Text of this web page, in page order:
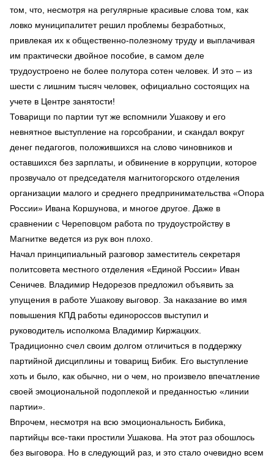
том, что, несмотря на регулярные красивые слова том, как
ловко муниципалитет решил проблемы безработных,
привлекая их к общественно-полезному труду и выплачивая
им практически двойное пособие, в самом деле
трудоустроено не более полутора сотен человек. И это – из
шести с лишним тысяч человек, официально состоящих на
учете в Центре занятости!
Товарищи по партии тут же вспомнили Ушакову и его
невнятное выступление на горсобрании, и скандал вокруг
денег педагогов, положившихся на слово чиновников и
оставшихся без зарплаты, и обвинение в коррупции, которое
прозвучало от председателя магнитогорского отделения
организации малого и среднего предпринимательства «Опора
России» Ивана Коршунова, и многое другое. Даже в
сравнении с Череповцом работа по трудоустройству в
Магнитке ведется из рук вон плохо.
Начал принципиальный разговор заместитель секретаря
политсовета местного отделения «Единой России» Иван
Сеничев. Владимир Недорезов предложил объявить за
упущения в работе Ушакову выговор. За наказание во имя
повышения КПД работы единороссов выступил и
руководитель исполкома Владимир Киржацких.
Традиционно счел своим долгом отличиться в поддержку
партийной дисциплины и товарищ Бибик. Его выступление
хоть и было, как обычно, ни о чем, но произвело впечатление
своей эмоциональной подоплекой и преданностью «линии
партии».
Впрочем, несмотря на всю эмоциональность Бибика,
партийцы все-таки простили Ушакова. На этот раз обошлось
без выговора. Но в следующий раз, и это стало очевидно всем